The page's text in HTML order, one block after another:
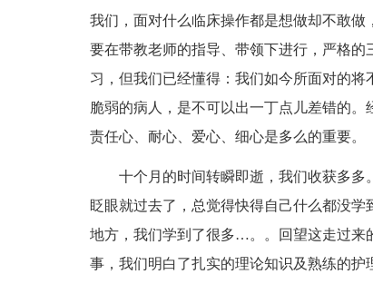
我们，面对什么临床操作都是想做却不敢
要在带教老师的指导、带领下进行，严格
习，但我们已经懂得：我们如今所面对的
脆弱的病人，是不可以出一丁点儿差错的。
责任心、耐心、爱心、细心是多么的重要。
十个月的时间转瞬即逝，我们收获多
眨眼就过去了，总觉得快得自己什么都没
地方，我们学到了很多…。。回望这走过来
事，我们明白了扎实的理论知识及熟练的